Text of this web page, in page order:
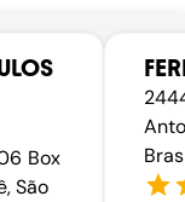
Box
São